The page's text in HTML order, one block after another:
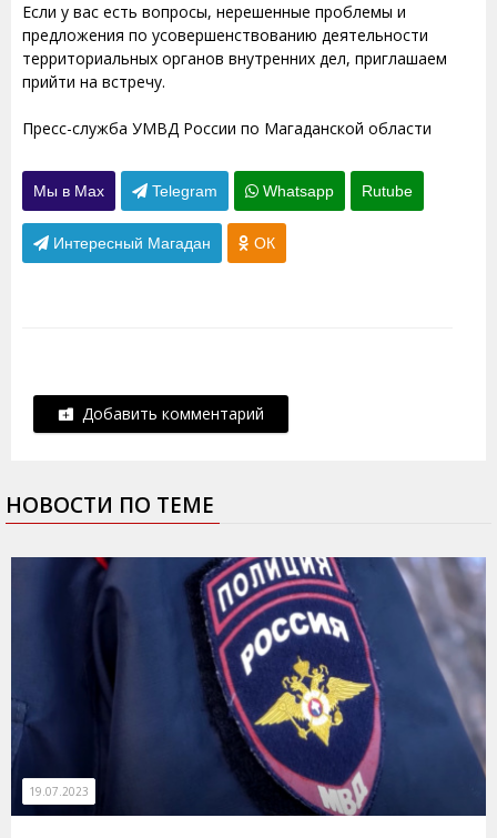
Если у вас есть вопросы, нерешенные проблемы и
предложения по усовершенствованию деятельности
территориальных органов внутренних дел, приглашаем
прийти на встречу.
Пресс-служба УМВД России по Магаданской области
Мы в Max Telegram Whatsapp Rutube
Интересный Магадан ОК
Добавить комментарий
НОВОСТИ ПО ТЕМЕ
19.07.2023